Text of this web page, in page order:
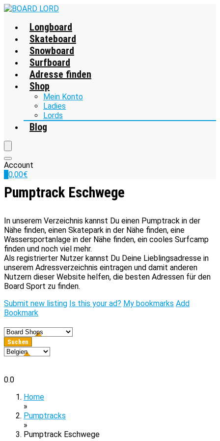
Longboard
Skateboard
Snowboard
Surfboard
Adresse finden
Shop
Mein Konto
Ladies
Lords
Blog
Account
0,00€
Pumptrack Eschwege
In unserem Verzeichnis kannst Du einen Pumptrack in der
Nähe finden, einen Skatepark in der Nähe finden, eine
Wassersportanlage in der Nähe finden, ein cooles Surfcamp
finden und noch viel mehr.
Als registrierter Nutzer kannst Du Deine Lieblingsadresse in
unserem Adressverzeichnis eintragen und damit anderen
Nutzern dieser Website helfen, die besten Adressen für den
Board Sport zu finden.
Submit new listing Is this your ad? My bookmarks Add
Bookmark
0.0
Home
»
Pumptracks
»
Pumptrack Eschwege